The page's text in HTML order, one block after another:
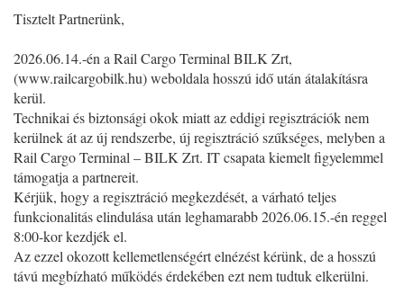
Tisztelt Partnerünk,
2026.06.14.-én a Rail Cargo Terminal BILK Zrt,
(www.railcargobilk.hu) weboldala hosszú idő után átalakításra
kerül.
Technikai és biztonsági okok miatt az eddigi regisztrációk nem
kerülnek át az új rendszerbe, új regisztráció szűkséges, melyben a
Rail Cargo Terminal – BILK Zrt. IT csapata kiemelt figyelemmel
támogatja a partnereit.
Kérjük, hogy a regisztráció megkezdését, a várható teljes
funkcionalitás elindulása után leghamarabb 2026.06.15.-én reggel
8:00-kor kezdjék el.
Az ezzel okozott kellemetlenségért elnézést kérünk, de a hosszú
távú megbízható működés érdekében ezt nem tudtuk elkerülni.